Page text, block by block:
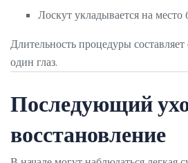
Лоскут укладывается на
Длительность процедуры
один глаз.
Последующий
восстановление